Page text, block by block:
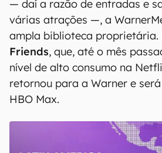
— daí a razão de entradas e
várias atrações —, a
ampla biblioteca proprietária.
Friends, que, até o mês
nível de alto consumo na
retornou para a Warner e
HBO Max.